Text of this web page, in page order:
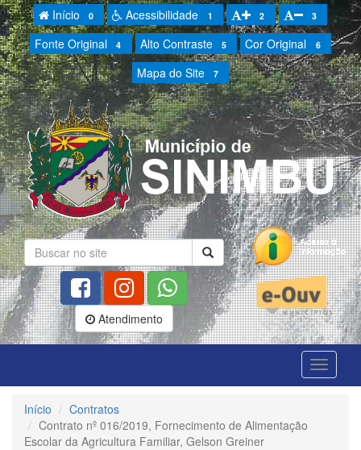
Início 0 Acessibilidade 1 2 3
Fonte Original 4 Alto Contraste 5 Cor Original 6
Mapa do Site 7
Atendimento
Início
Contratos
Contrato nº 016/2019, Fornecimento de Alimentação
Escolar da Agricultura Familiar, Gelson Greiner